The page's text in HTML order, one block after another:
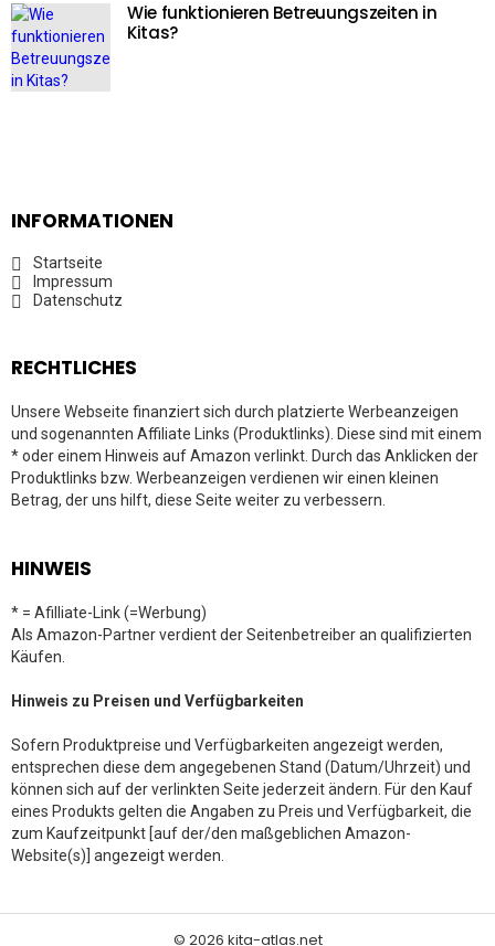
Wie funktionieren Betreuungszeiten in
Kitas?
INFORMATIONEN
Startseite
Impressum
Datenschutz
RECHTLICHES
Unsere Webseite finanziert sich durch platzierte Werbeanzeigen
und sogenannten Affiliate Links (Produktlinks). Diese sind mit einem
* oder einem Hinweis auf Amazon verlinkt. Durch das Anklicken der
Produktlinks bzw. Werbeanzeigen verdienen wir einen kleinen
Betrag, der uns hilft, diese Seite weiter zu verbessern.
HINWEIS
* = Afilliate-Link (=Werbung)
Als Amazon-Partner verdient der Seitenbetreiber an qualifizierten
Käufen.
Hinweis zu Preisen und Verfügbarkeiten
Sofern Produktpreise und Verfügbarkeiten angezeigt werden,
entsprechen diese dem angegebenen Stand (Datum/Uhrzeit) und
können sich auf der verlinkten Seite jederzeit ändern. Für den Kauf
eines Produkts gelten die Angaben zu Preis und Verfügbarkeit, die
zum Kaufzeitpunkt [auf der/den maßgeblichen Amazon-
Website(s)] angezeigt werden.
© 2026 kita-atlas.net